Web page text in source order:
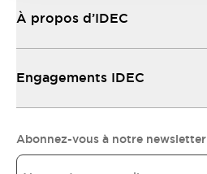
À propos d’IDEC
Engagements IDEC
Abonnez-vous à notre newsletter